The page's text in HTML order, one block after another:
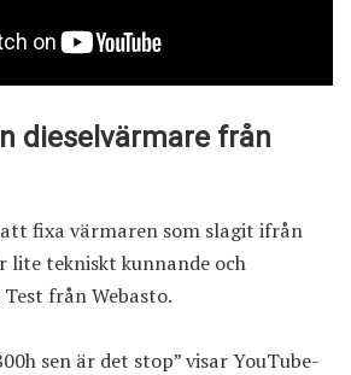
dieselvärmare från
fixa värmaren som slagit ifrån
lite tekniskt kunnande och
från Webasto.
sen är det stop” visar YouTube-